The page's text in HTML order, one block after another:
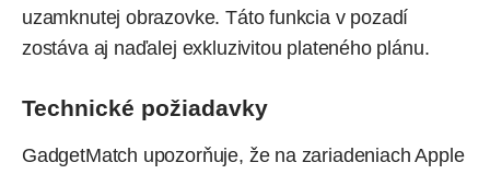
uzamknutej obrazovke. Táto funkcia v pozadí
zostáva aj naďalej exkluzivitou plateného plánu.
Technické požiadavky
GadgetMatch upozorňuje, že na zariadeniach Apple